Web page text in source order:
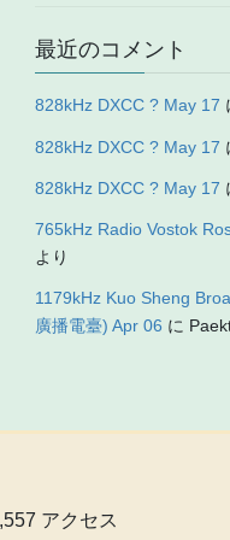
最近のコメント
828kHz DXCC ? May 17
828kHz DXCC ? May 17
828kHz DXCC ? May 17
765kHz Radio Vostok
より
1179kHz Kuo Sheng
廣播電臺) Apr 06 に
アクセス